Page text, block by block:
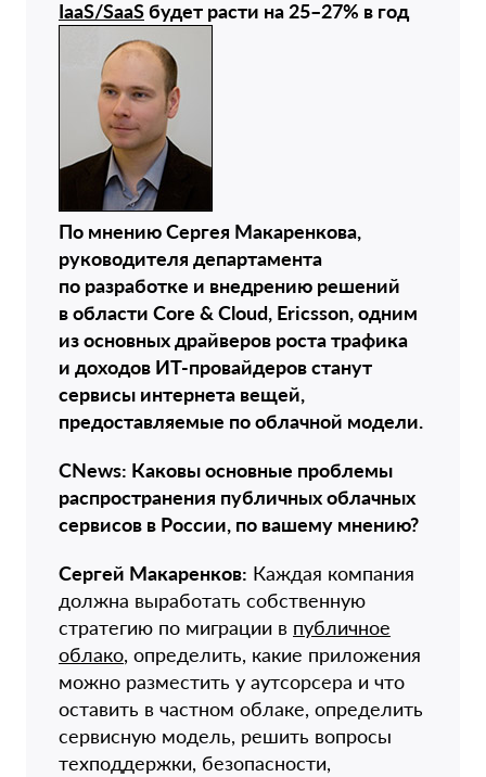
IaaS/SaaSбудет расти на 25–27% в год
По мнению Сергея Макаренкова,
руководителя департамента
по разработке и внедрению решений
в области Core & Cloud, Ericsson, одним
из основных драйверов роста трафика
и доходов ИТ-провайдеров станут
cервисы интернета вещей,
предоставляемые по облачной модели.
CNews: Каковы основные проблемы
распространения публичных облачных
сервисов в России, по вашему мнению?
Сергей Макаренков: Каждая компания
должна выработать собственную
стратегию по миграции в публичное
облако, определить, какие приложения
можно разместить у аутсорсера и что
оставить в частном облаке, определить
сервисную модель, решить вопросы
техподдержки, безопасности,